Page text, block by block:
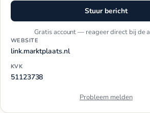
Stuur bericht
Gratis account — reageer direct bij de
WEBSITE
link.marktplaats.nl
KVK
51123738
Probleem melden